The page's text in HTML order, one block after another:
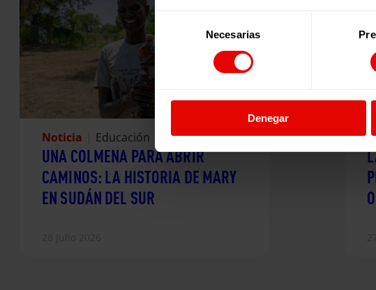
Selección
de
consentimiento
Necesarias
Denegar
Noticia Educación
UNA COLMENA PARA ABRIR
CAMINOS: LA HISTORIA DE MARY
EN SUDÁN DEL SUR